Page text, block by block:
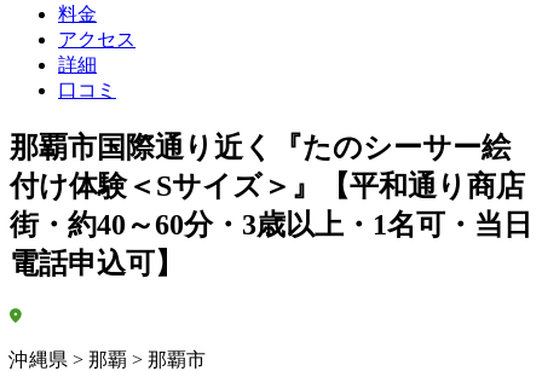
料金
アクセス
詳細
口コミ
那覇市国際通り近く『たのシーサー絵
付け体験＜Sサイズ＞』【平和通り商店
街・約40～60分・3歳以上・1名可・当日
電話申込可】
沖縄県 > 那覇 > 那覇市